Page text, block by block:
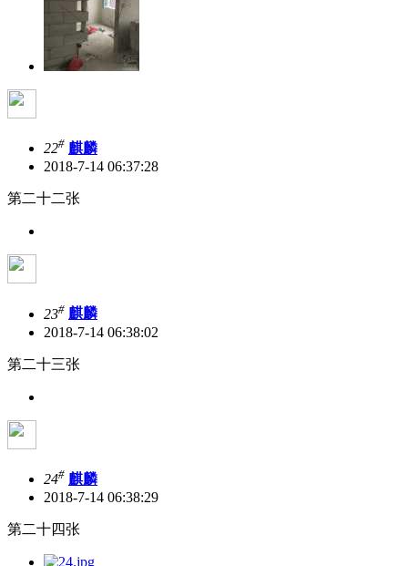
22# 麒麟
2018-7-14 06:37:28
第二十二张
23# 麒麟
2018-7-14 06:38:02
第二十三张
24# 麒麟
2018-7-14 06:38:29
第二十四张